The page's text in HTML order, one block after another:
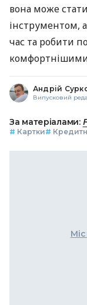
вона може
інструментом,
час та робити
Андрій
Випусковий
За матеріалами:
# Картки#